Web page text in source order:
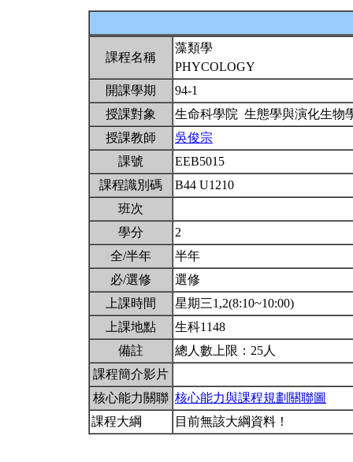
課程名稱
藻類學
PHYCOLOGY
開課學期
94-1
授課對象
生命科學院 生態學與演化生物
授課教師
吳俊宗
課號
EEB5015
課程識別碼
B44 U1210
班次
學分
2
全/半年
半年
必/選修
選修
上課時間
星期三1,2(8:10~10:00)
上課地點
生科1148
備註
總人數上限：25人
課程簡介影片
核心能力關聯 核心能力與課程規劃關聯圖
課程大綱
目前無該大綱資料！